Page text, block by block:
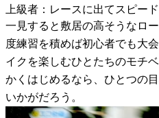
上級者：レースに出てスピー
一見すると敷居の高そうなロ
度練習を積めば初心者でも大
イクを楽しむひとたちのモチ
かくはじめるなら、ひとつの
いかがだろう。